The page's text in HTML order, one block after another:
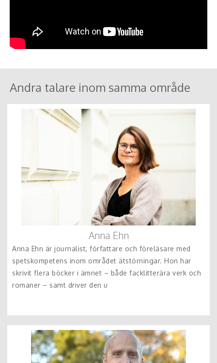
Andra talare inom samma område
Anna Ehn
Anna Ehn är journalist, författare och föreläsare med
spetskompetens inom området ätstörningar. Hon har
skrivit flera böcker i ämnet – både facklitterära verk och
romaner – samt driver den u